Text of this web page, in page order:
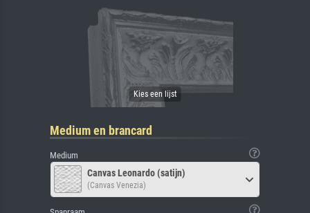
Medium en brancard
Medium
Canvas Leonardo (satijn)
(Canvas Venezia)